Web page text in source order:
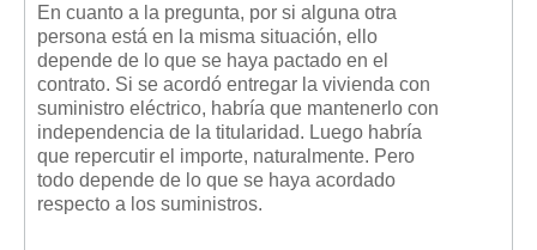
En cuanto a la pregunta, por si alguna otra
persona está en la misma situación, ello
depende de lo que se haya pactado en el
contrato. Si se acordó entregar la vivienda con
suministro eléctrico, habría que mantenerlo con
independencia de la titularidad. Luego habría
que repercutir el importe, naturalmente. Pero
todo depende de lo que se haya acordado
respecto a los suministros.